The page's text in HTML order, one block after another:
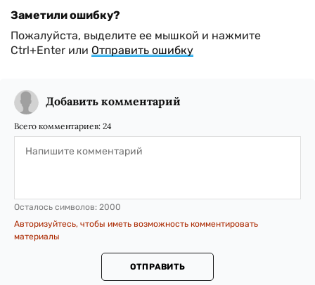
Заметили ошибку?
Пожалуйста, выделите ее мышкой и нажмите
Ctrl+Enter или Отправить ошибку
Добавить комментарий
Всего комментариев: 24
Осталось символов: 2000
Авторизуйтесь, чтобы иметь возможность комментировать
материалы
ОТПРАВИТЬ